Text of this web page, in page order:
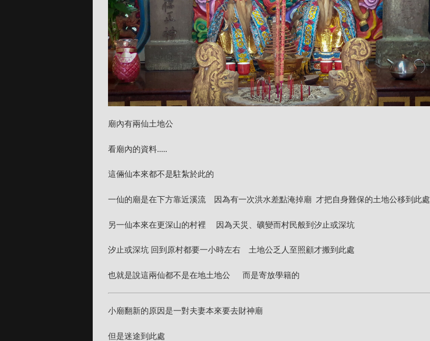
廟內有兩仙土地公
看廟內的資料.....
這倆仙本來都不是駐紮於此的
一仙的廟是在下方靠近溪流 因為有一次洪水差點淹掉廟 才把自身難保的土地公移到此處
另一仙本來在更深山的村裡 因為天災、礦變而村民般到汐止或深坑
汐止或深坑 回到原村都要一小時左右 土地公乏人至照顧才搬到此處
也就是說這兩仙都不是在地土地公 而是寄放學籍的
小廟翻新的原因是一對夫妻本來要去財神廟
但是迷途到此處